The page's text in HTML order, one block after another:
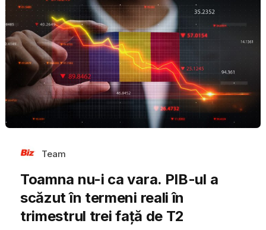
Team
Toamna nu-i ca vara. PIB-ul a
scăzut în termeni reali în
trimestrul trei față de T2